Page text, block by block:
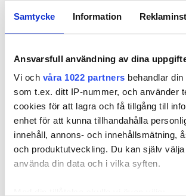
Samtycke Information
Ansvarsfull användning av dina
Vi och våra 1022 partners behandlar
som t.ex. ditt IP-nummer, och använder
cookies för att lagra och få tillgång till
enhet för att kunna tillhandahålla
innehåll, annons- och innehållsmätning,
och produktutveckling. Du kan själv
använda din data och i vilka syften.
TEXT
INSTALLATIONSSEKTORN är under
utveckling – inte minst på
faktorer driver utvecklingen mot
materialval och minskat
ökar teknikinnehållet och
nya prylar och kommunikation
Vi på Elinstallatören/VVS-Forum tar